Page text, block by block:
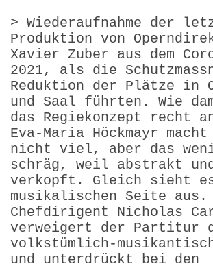
> Wiederaufnahme der
Produktion von
Xavier Zuber aus dem
2021, als die
Reduktion der Plätze in
und Saal führten. Wie
das Regiekonzept recht
Eva-Maria Höckmayr macht
nicht viel, aber das
schräg, weil abstrakt und
verkopft. Gleich sieht
musikali­schen Seite aus.
Chefdirigent Nicholas
verwei­gert der Partitur
volkstümlich-
und unterdrückt bei den